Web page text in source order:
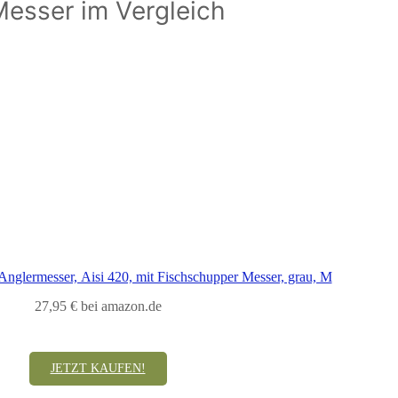
im Vergleich
Aisi 420, mit Fischschupper Messer, grau, M
27,95 € bei amazon.de
JETZT KAUFEN!